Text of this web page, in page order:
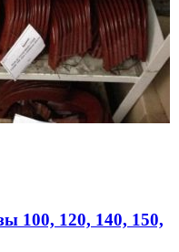
100, 120, 140, 150,